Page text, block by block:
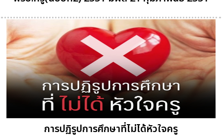
การปฏิรูปการศึกษาที่ไม่ได้หัวใจครู